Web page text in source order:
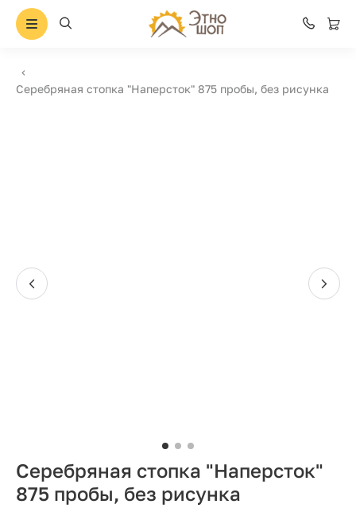
Серебряная стопка "Наперсток" 875 пробы, без рисунка
Серебряная стопка "Наперсток"
875 пробы, без рисунка